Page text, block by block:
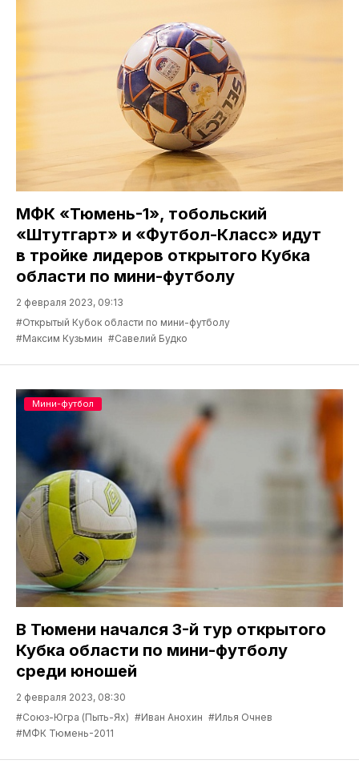
МФК «Тюмень-1», тобольский
«Штутгарт» и «Футбол-Класс» идут
в тройке лидеров открытого Кубка
области по мини-футболу
2 февраля 2023, 09:13
#Открытый Кубок области по мини-футболу
#Максим Кузьмин #Савелий Будко
В Тюмени начался 3-й тур открытого
Кубка области по мини-футболу
среди юношей
2 февраля 2023, 08:30
#Союз-Югра (Пыть-Ях) #Иван Анохин #Илья Очнев
#МФК Тюмень-2011
Мини-футбол